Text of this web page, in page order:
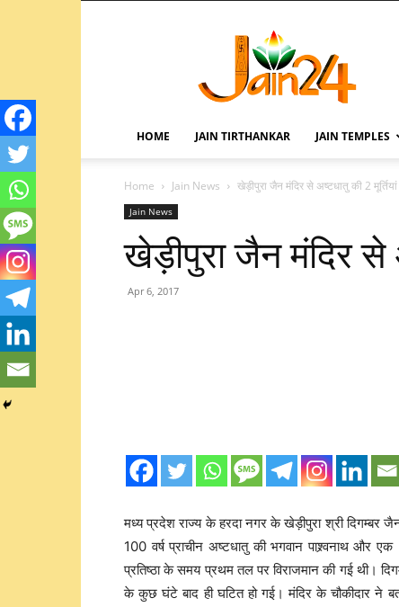
HOME JAIN TIRTHANKAR JAIN TEMPLES
Home Jain News खेड़ीपुरा जैन मंदिर से अष्टधातु की 2 मूर्तियां
Jain News
खेड़ीपुरा जैन मंदिर से
Apr 6, 2017
मध्य प्रदेश राज्य के हरदा नगर के खेड़ीपुरा श्री दिगम्बर जैन
100 वर्ष प्राचीन अष्टधातु की भगवान पाश्र्वनाथ और
प्रतिष्ठा के समय प्रथम तल पर विराजमान की गई थी।
के कुछ घंटे बाद ही घटित हो गई। मंदिर के चौकीदार ने